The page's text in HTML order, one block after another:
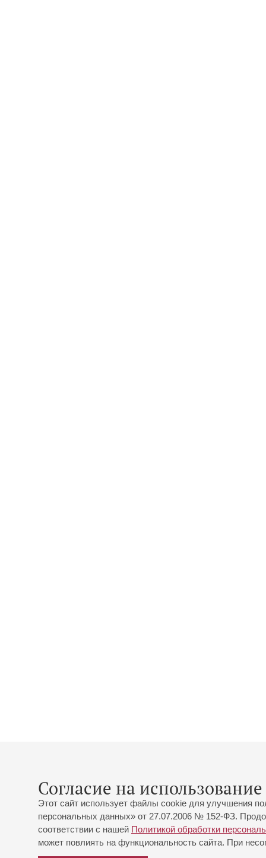
Согласие на
Этот сайт использует файлы cookie для улучшения
персональных данных» от 27.07.2006 № 152-ФЗ.
соответствии с нашей Политикой обработки
может повлиять на функциональность сайта. При